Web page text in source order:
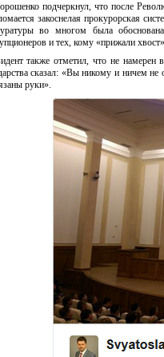
подчеркнул, что после
закоснелая прокурорская
во многом была
и тех, кому «прижали
также отметил, что не
сказал: «Вы никому и ничем
руки».